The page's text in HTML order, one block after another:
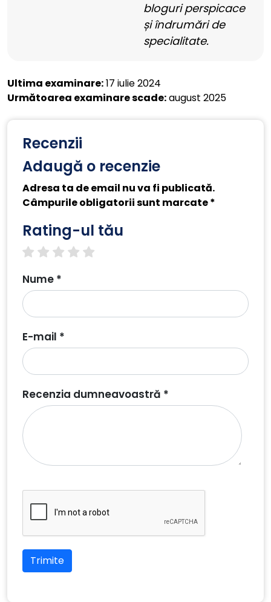
bloguri perspicace
și îndrumări de
specialitate.
Ultima examinare:17 iulie 2024
Următoarea examinare scade:august 2025
Recenzii
Adaugă o recenzie
Adresa ta de email nu va fi publicată.
Câmpurile obligatorii sunt marcate *
Rating-ul tău
4 stars
3 stars
2 stars
1 star
Nume *
E-mail *
Recenzia dumneavoastră *
Trimite